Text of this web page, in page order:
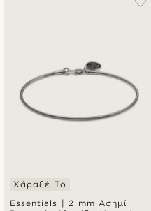
Essentials | 2 mm Ασημί
Χάραξέ Το